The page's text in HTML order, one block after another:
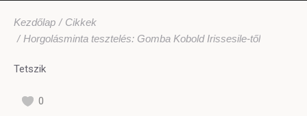
Ön itt van:
Kezdőlap
Cikkek
Horgolásminta tesztelés: Gomba Kobold Irissesile-től
Tetszik
0